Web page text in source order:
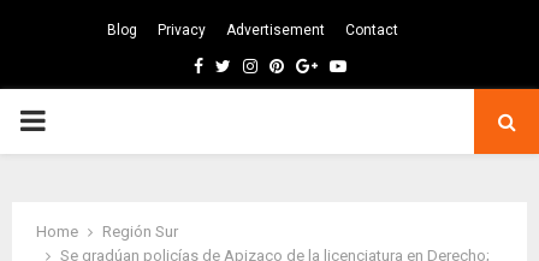
Blog Privacy Advertisement Contact
Facebook
TwitterInstagram
Pinterest
GoogleYoutube
PRIMARY
Home
Región Sur
Se gradúan policías de Apizaco de la licenciatura en Derecho;